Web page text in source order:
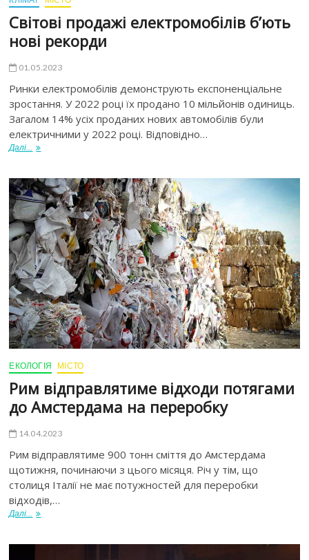
Світові продажі електромобілів б’ють
нові рекорди
01.05.2023
Ринки електромобілів демонструють експоненціальне
зростання. У 2022 році їх продано 10 мільйонів одиниць.
Загалом 14% усіх проданих нових автомобілів були
електричними у 2022 році. Відповідно…
Далі...
ЕКОЛОГІЯ МІСТО
Рим відправлятиме відходи потягами
до Амстердама на переробку
14.04.2023
Рим відправлятиме 900 тонн сміття до Амстердама
щотижня, починаючи з цього місяця. Річ у тім, що
столиця Італії не має потужностей для переробки
відходів,…
Далі...